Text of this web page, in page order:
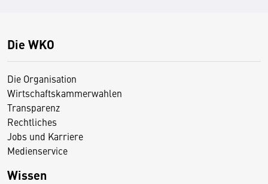
Die WKO
Die Organisation
Wirtschaftskammerwahlen
Transparenz
Rechtliches
Jobs und Karriere
Medienservice
Wissen